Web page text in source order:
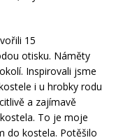
15
otisku. Náměty
Inspirovali jsme
i u hrobky rodu
a zajímavě
To je moje
do kostela. Potěšilo